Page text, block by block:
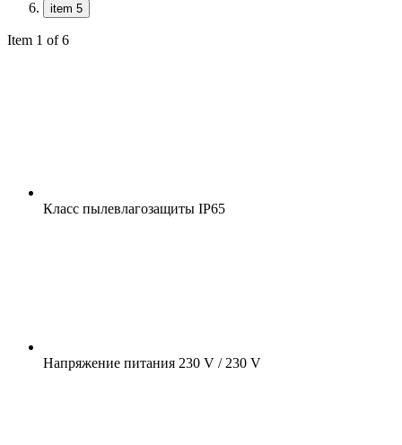
item 5
Item 1 of 6
Класс пылевлагозащиты IP65
Напряжение питания 230 V / 230 V